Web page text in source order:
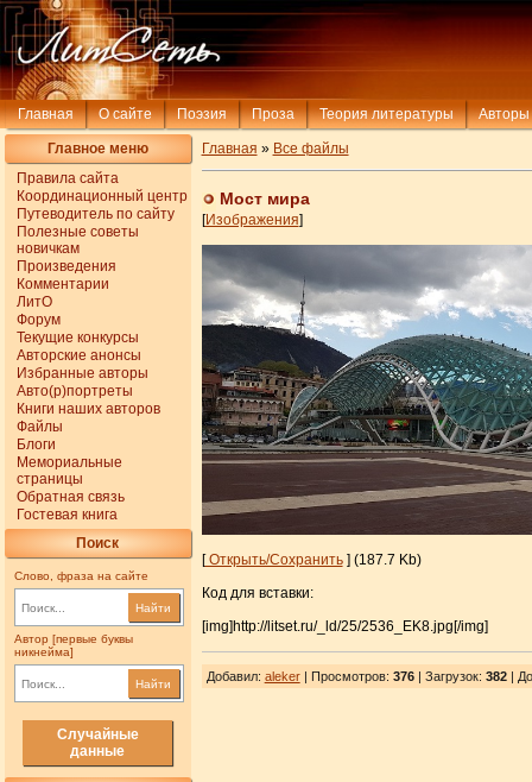
Главная О сайте Поэзия Проза Теория литературы Авторы
Главное меню
Правила сайта
Координационный центр
Путеводитель по сайту
Полезные советы
новичкам
Произведения
Комментарии
ЛитО
Форум
Текущие конкурсы
Авторские анонсы
Избранные авторы
Авто(р)портреты
Книги наших авторов
Файлы
Блоги
Мемориальные
страницы
Обратная связь
Гостевая книга
Поиск
Слово, фраза на сайте
Найти
Автор [первые буквы
никнейма]
Найти
Случайные
данные
Главная » Все файлы
Мост мира
[Изображения]
[Открыть/Сохранить] (187.7 Kb)
Код для вставки:
[img]http://litset.ru/_ld/25/2536_EK8.jpg[/img]
Добавил: aleker| Просмотров: 376| Загрузок: 382|